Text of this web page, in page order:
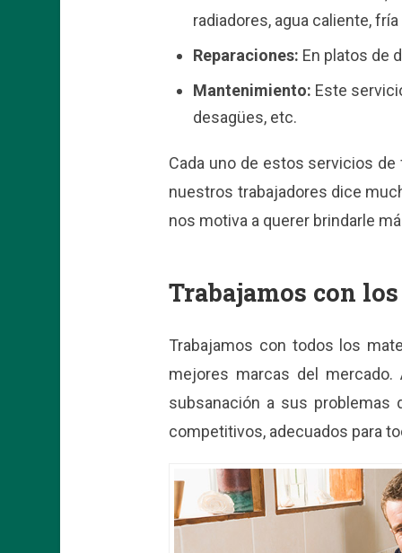
radiadores, agua caliente,
Reparaciones: En platos de
Mantenimiento: Este
desagües, etc.
Cada uno de estos servicios
nuestros trabajadores dice
nos motiva a querer brindarle
Trabajamos con
Trabajamos con todos los
mejores marcas del
subsanación a sus
competitivos, adecuados para